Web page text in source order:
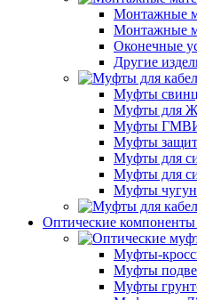
Монтажные
Монтажные
Оконечные
Другие
Муфты
Муфты для
Муфты
Муфты
Муфты для
Муфты для
Муфты
Оптические
Муфты-
Муфты
Муфты